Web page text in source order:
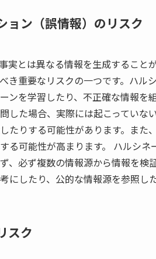
ョン（誤情報）のリスク
実とは異なる情報を生成すること
き重要なリスクの一つです。ハ
ンを学習したり、不正確な情報
した場合、実際には起こってい
たりする可能性があります。ま
る可能性が高まります。 ハルシ
、必ず複数の情報源から情報を
にしたり、公的な情報源を参照
スク